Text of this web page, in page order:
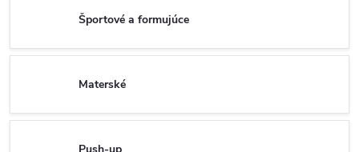
Športové a formujúce
Materské
Push-up